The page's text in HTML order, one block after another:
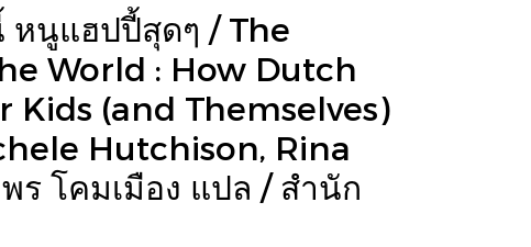
หนูแฮปปี้สุดๆ / The
World : How Dutch
Kids (and Themselves)
Hutchison, Rina
ร โคมเมือง แปล / สำนัก